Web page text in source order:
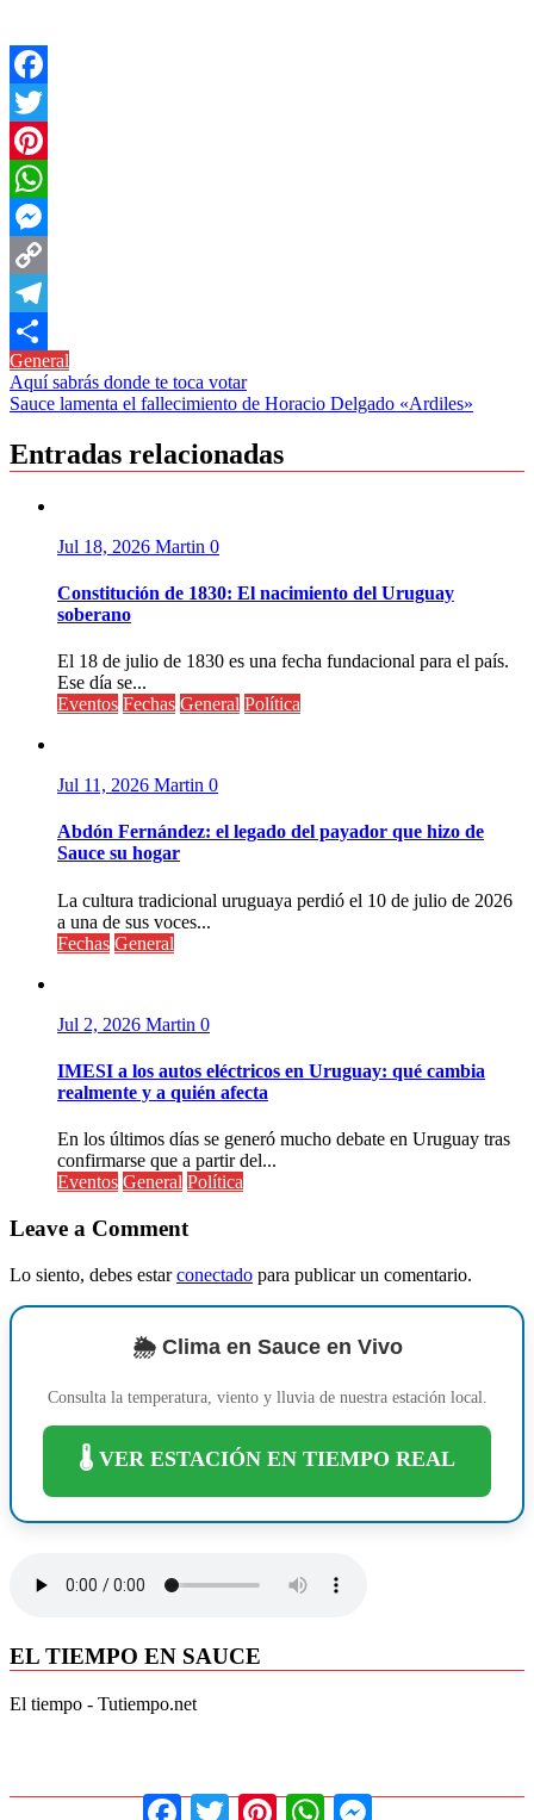
Facebook
Twitter
Pinterest
WhatsApp
Messenger
Copy
Link
Telegram
Compartir
General
Navegación
de
entradas
Aquí sabrás donde te toca votar
Sauce lamenta el fallecimiento de Horacio Delgado «Ardiles»
Entradas relacionadas
Jul 18, 2026 Martin 0
Constitución de 1830: El nacimiento del Uruguay
soberano
El 18 de julio de 1830 es una fecha fundacional para el país.
Ese día se...
Eventos Fechas General Política
Jul 11, 2026 Martin 0
Abdón Fernández: el legado del payador que hizo de
Sauce su hogar
La cultura tradicional uruguaya perdió el 10 de julio de 2026
a una de sus voces...
Fechas General
Jul 2, 2026 Martin 0
IMESI a los autos eléctricos en Uruguay: qué cambia
realmente y a quién afecta
En los últimos días se generó mucho debate en Uruguay tras
confirmarse que a partir del...
Eventos General Política
Leave a Comment
Lo siento, debes estarconectado para publicar un comentario.
🌦️ Clima en Sauce en Vivo
Consulta la temperatura, viento y lluvia de nuestra estación local.
🌡️ VER ESTACIÓN EN TIEMPO REAL
EL TIEMPO EN SAUCE
El tiempo - Tutiempo.net
FacebookTwitterPinterestWhatsAppMessenger